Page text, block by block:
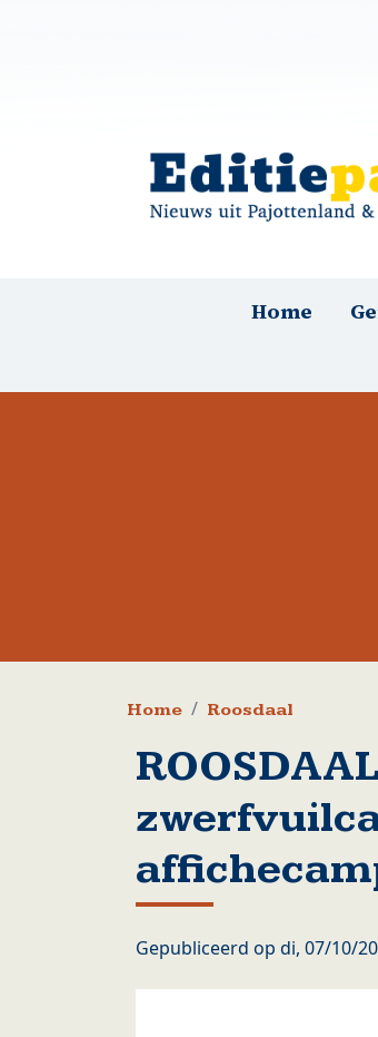
HoofdnavigatieHome
Kruimelpad
Home Roosdaal
Gepubliceerd op di, 07/10/